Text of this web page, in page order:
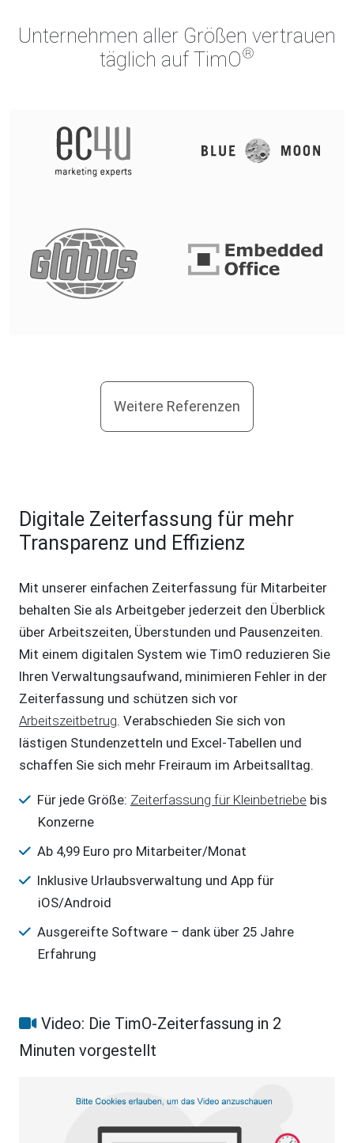
Unternehmen aller Größen vertrauen
täglich auf TimO®
Weitere Referenzen
Digitale Zeiterfassung für mehr
Transparenz und Effizienz
Mit unserer einfachen Zeiterfassung für Mitarbeiter
behalten Sie als Arbeitgeber jederzeit den Überblick
über Arbeitszeiten, Überstunden und Pausenzeiten.
Mit einem digitalen System wie TimO reduzieren Sie
Ihren Verwaltungsaufwand, minimieren Fehler in der
Zeiterfassung und schützen sich vor
Arbeitszeitbetrug. Verabschieden Sie sich von
lästigen Stundenzetteln und Excel-Tabellen und
schaffen Sie sich mehr Freiraum im Arbeitsalltag.
Für jede Größe: Zeiterfassung für Kleinbetriebe bis
Konzerne
Ab 4,99 Euro pro Mitarbeiter/Monat
Inklusive Urlaubsverwaltung und App für
iOS/Android
Ausgereifte Software – dank über 25 Jahre
Erfahrung
Video: Die TimO-Zeiterfassung in 2
Minuten vorgestellt